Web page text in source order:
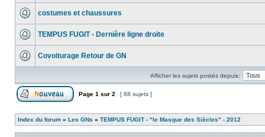
costumes et chaussures
TEMPUS FUGIT - Dernière ligne droite
Covoiturage Retour de GN
Afficher les sujets postés depuis:
Page 1 sur 2 [ 88 sujets ]
Index du forum » Les GNs » TEMPUS FUGIT - "le Masque des Siècles" - 2012